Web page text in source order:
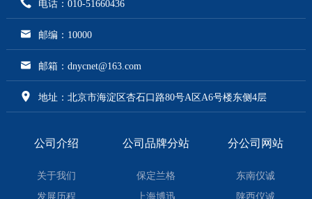
电话：010-51660436
邮编：10000
邮箱：dnycnet@163.com
地址：北京市海淀区杏石口路80号A区A6号楼东侧4层
公司介绍
关于我们
发展历程
公司品牌分站
保定兰格
上海博迅
分公司网站
东南仪诚
陕西仪诚